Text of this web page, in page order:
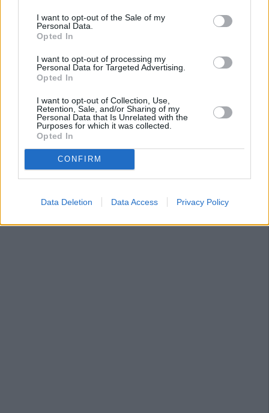
I want to opt-out of the Sale of my
Personal Data.
Opted In
I want to opt-out of processing my
Personal Data for Targeted Advertising.
Opted In
I want to opt-out of Collection, Use,
Retention, Sale, and/or Sharing of my
Personal Data that Is Unrelated with the
Purposes for which it was collected.
Opted In
CONFIRM
Data Deletion Data Access Privacy Policy